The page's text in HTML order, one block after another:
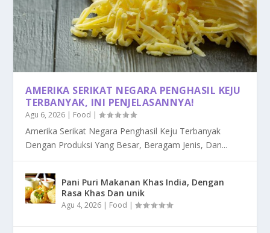
AMERIKA SERIKAT NEGARA PENGHASIL KEJU
TERBANYAK, INI PENJELASANNYA!
Agu 6, 2026 | Food |
Amerika Serikat Negara Penghasil Keju Terbanyak
Dengan Produksi Yang Besar, Beragam Jenis, Dan...
Pani Puri Makanan Khas India, Dengan
Rasa Khas Dan unik
Agu 4, 2026 | Food |